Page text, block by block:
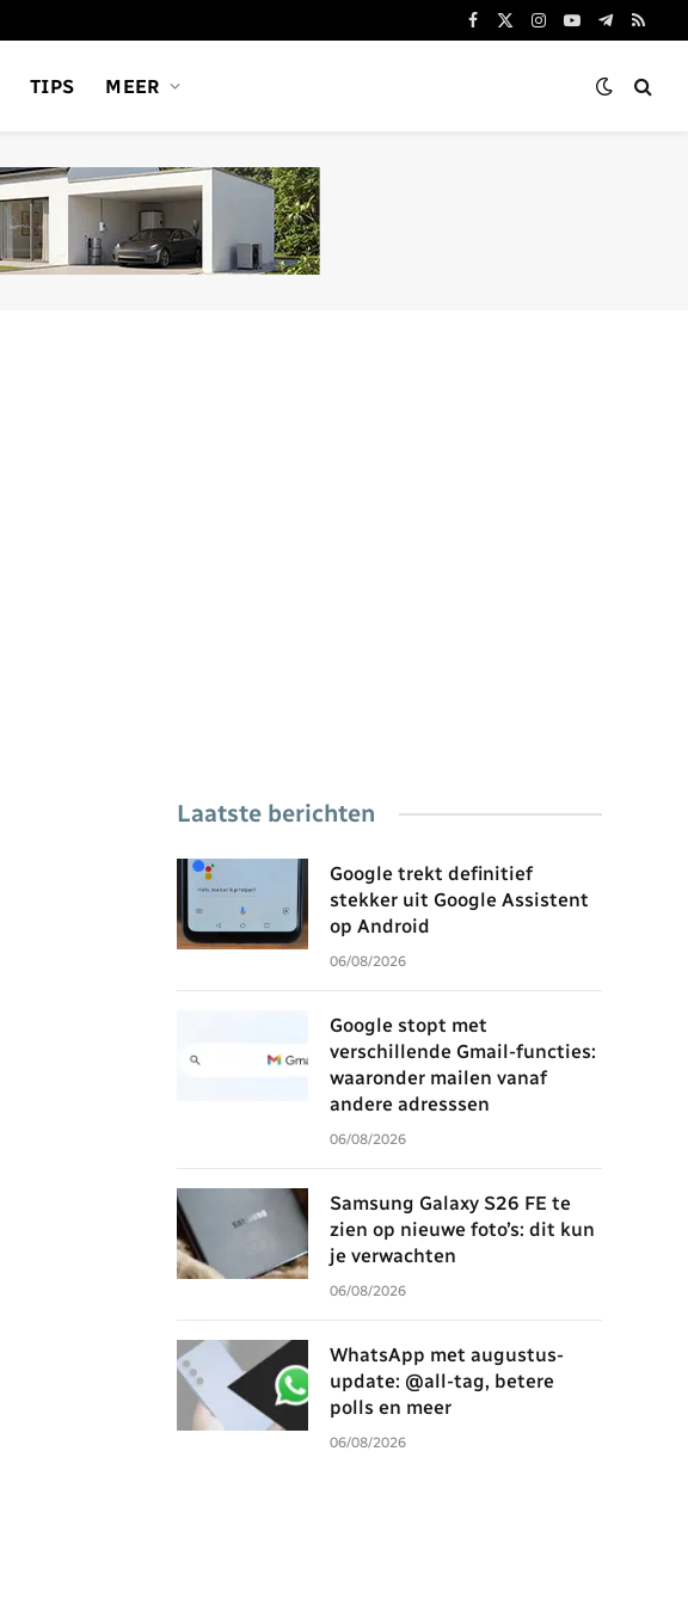
Facebook
X
Instagram
YouTube
Telegram
RSS
TIPS MEER
Laatste berichten
Google trekt definitief
stekker uit Google Assistent
op Android
06/08/2026
Google stopt met
verschillende Gmail-functies:
waaronder mailen vanaf
andere adresssen
06/08/2026
Samsung Galaxy S26 FE te
zien op nieuwe foto’s: dit kun
je verwachten
06/08/2026
WhatsApp met augustus-
update: @all-tag, betere
polls en meer
06/08/2026